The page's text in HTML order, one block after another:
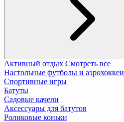
Активный отдых Смотреть все
Настольные футболы и аэрохоккеи
Спортивные игры
Батуты
Садовые качели
Аксессуары для батутов
Роликовые коньки